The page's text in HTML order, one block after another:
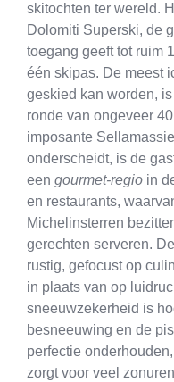
skitochten ter wereld.
Dolomiti Superski, de
toegang geeft tot ruim
één skipas. De meest
geskied kan worden,
ronde van ongeveer
imposante
onderscheidt, is de
een gourmet-regio in
en restaurants,
Michelinsterren
gerechten serveren.
rustig, gefocust op
in plaats van op
sneeuwzekerheid is
besneeuwing en de
perfectie
zorgt voor veel